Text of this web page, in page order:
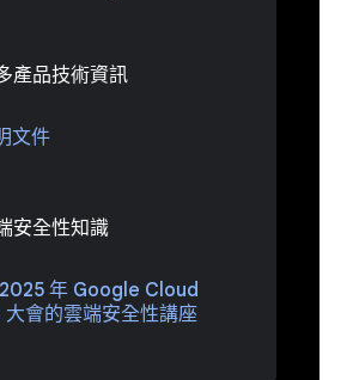
產品技術資訊
文件
安全性知識
年 Google Cloud
會的雲端安全性講座